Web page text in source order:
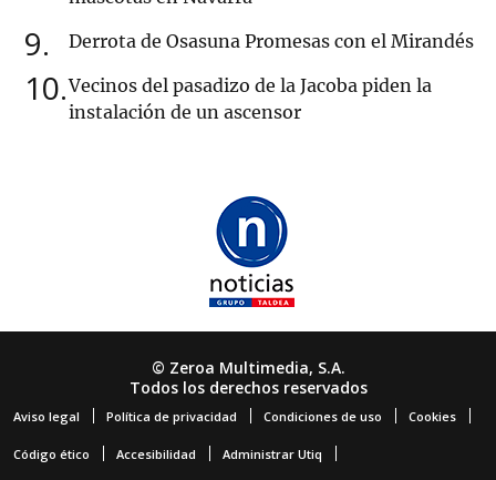
9 Derrota de Osasuna Promesas con el Mirandés
10 Vecinos del pasadizo de la Jacoba piden la
instalación de un ascensor
© Zeroa Multimedia, S.A.
Todos los derechos reservados
Aviso legal Política de privacidad Condiciones de uso Cookies
Código ético Accesibilidad Administrar Utiq